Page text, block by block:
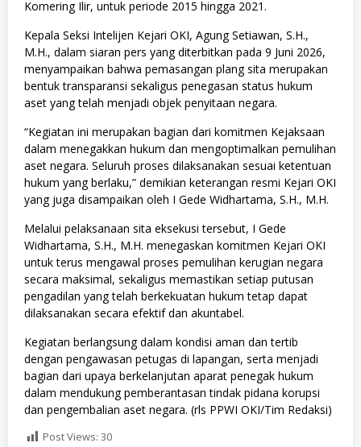
Komering Ilir, untuk periode 2015 hingga 2021.
Kepala Seksi Intelijen Kejari OKI, Agung Setiawan, S.H.,
M.H., dalam siaran pers yang diterbitkan pada 9 Juni 2026,
menyampaikan bahwa pemasangan plang sita merupakan
bentuk transparansi sekaligus penegasan status hukum
aset yang telah menjadi objek penyitaan negara.
“Kegiatan ini merupakan bagian dari komitmen Kejaksaan
dalam menegakkan hukum dan mengoptimalkan pemulihan
aset negara. Seluruh proses dilaksanakan sesuai ketentuan
hukum yang berlaku,” demikian keterangan resmi Kejari OKI
yang juga disampaikan oleh I Gede Widhartama, S.H., M.H.
Melalui pelaksanaan sita eksekusi tersebut, I Gede
Widhartama, S.H., M.H. menegaskan komitmen Kejari OKI
untuk terus mengawal proses pemulihan kerugian negara
secara maksimal, sekaligus memastikan setiap putusan
pengadilan yang telah berkekuatan hukum tetap dapat
dilaksanakan secara efektif dan akuntabel.
Kegiatan berlangsung dalam kondisi aman dan tertib
dengan pengawasan petugas di lapangan, serta menjadi
bagian dari upaya berkelanjutan aparat penegak hukum
dalam mendukung pemberantasan tindak pidana korupsi
dan pengembalian aset negara. (rls PPWI OKI/Tim Redaksi)
Post Views: 30